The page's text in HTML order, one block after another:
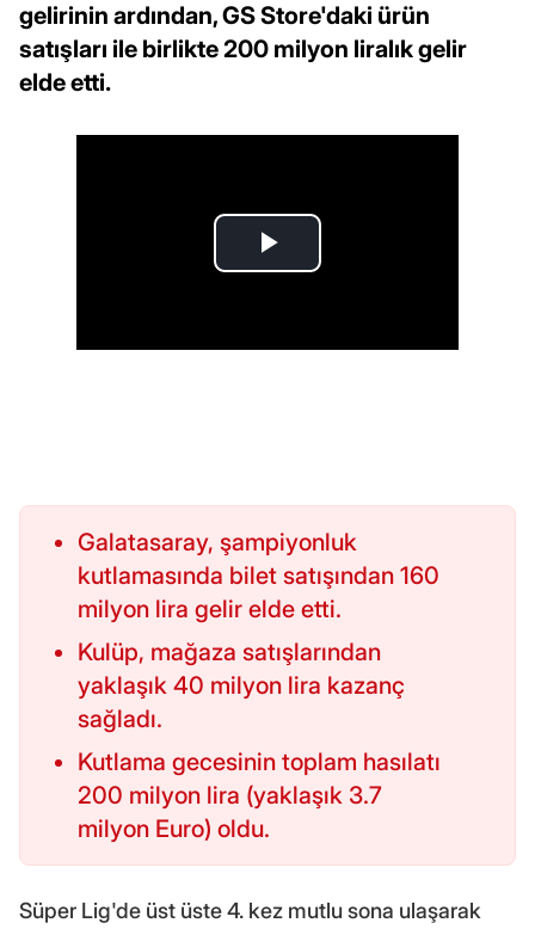
gelirinin ardından, GS Store'daki ürün
satışları ile birlikte 200 milyon liralık gelir
elde etti.
Galatasaray, şampiyonluk
kutlamasında bilet satışından 160
milyon lira gelir elde etti.
Kulüp, mağaza satışlarından
yaklaşık 40 milyon lira kazanç
sağladı.
Kutlama gecesinin toplam hasılatı
200 milyon lira (yaklaşık 3.7
milyon Euro) oldu.
Süper Lig'de üst üste 4. kez mutlu sona ulaşarak